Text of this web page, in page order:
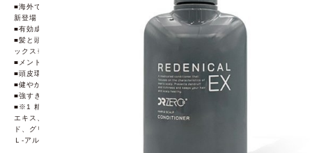
■海外でも大人気の「リデニカル」から装いも新たに医薬部外品コンディショナー
新登場 !
■有効成分配合の医薬部外品薬用コンディショナーです。
■髪と頭皮の研究から独自に組み合わせた、リデンシル※1を含むBRG-7コンプレ
ックス※2配合。
■メントール配合でベタつきを感じないスッキリした仕上がり。
■頭皮環境を整え、ふけ、かゆみを防ぎます。
■健やかな髪をサポートする本格スカルプケアコンディショナー。
■強すぎず自然な清々しさに包まれるボタニカルフレッシュの香り。
■※1 精製水、濃グリセリン、ピロ亜硫酸ナトリウム、グリシン、塩化亜鉛、マツ
エキス、チャエキス(1)(保湿成分) ※2 リデンシル、ビオチン、ニコチン酸アミ
ド、グリコルヘスペリジン、Ｎ，Ｎ’-ジアセチル-Ｌ-シスチンジメチルエステル、
Ｌ-アルギニン、海藻エキス(1)(保湿成分)